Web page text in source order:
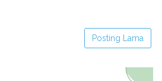
Posting Lama